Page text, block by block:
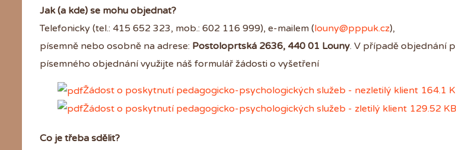
Jak (a kde) se mohu objednat?
Telefonicky (tel.: 415 652 323, mob.: 602 116 999), e-mailem (louny@pppuk.cz),
písemně nebo osobně na adrese: Postoloprtská 2636, 440 01 Louny. V případě objednání
písemného objednání využijte náš formulář žádosti o vyšetření
Žádost o poskytnutí pedagogicko-psychologických služeb - nezletilý klient 164.1
Žádost o poskytnutí pedagogicko-psychologických služeb - zletilý klient 129.52 KB
Co je třeba sdělit?